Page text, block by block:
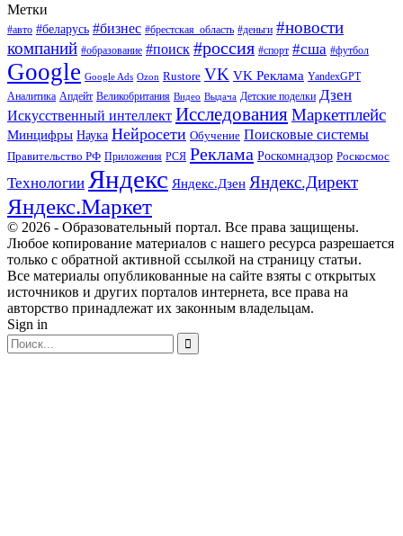
Метки
#авто #беларусь #бизнес #брестская_область #деньги #новости
компаний #образование #поиск #россия #спорт #сша #футбол
Google Google Ads Ozon Rustore VK VK Реклама YandexGPT
Аналитика Апдейт Великобритания Видео Выдача Детские поделки Дзен
Искусственный интеллект ИсследованияМаркетплейс
Минцифры Наука Нейросети Обучение Поисковые системы
Правительство РФ Приложения РСЯ Реклама Роскомнадзор Роскосмос
Технологии Яндекс Яндекс.Дзен Яндекс.Директ
Яндекс.Маркет
© 2026 - Образовательный портал. Все права защищены.
Любое копирование материалов с нашего ресурса разрешается
только с обратной активной ссылкой на страницу статьи.
Все материалы опубликованные на сайте взяты с открытых
источников и других порталов интернета, все права на
авторство принадлежат их законным владельцам.
Sign in